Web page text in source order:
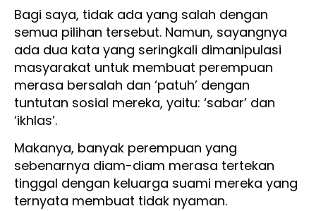
Bagi saya, tidak ada yang salah dengan
semua pilihan tersebut. Namun, sayangnya
ada dua kata yang seringkali dimanipulasi
masyarakat untuk membuat perempuan
merasa bersalah dan ‘patuh’ dengan
tuntutan sosial mereka, yaitu: ‘sabar’ dan
‘ikhlas’.
Makanya, banyak perempuan yang
sebenarnya diam-diam merasa tertekan
tinggal dengan keluarga suami mereka yang
ternyata membuat tidak nyaman.